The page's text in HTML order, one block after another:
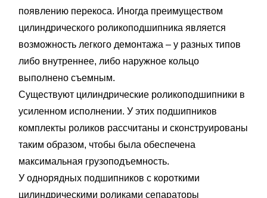
появлению перекоса. Иногда преимуществом
цилиндрического роликоподшипника является
возможность легкого демонтажа – у разных типов
либо внутреннее, либо наружное кольцо
выполнено съемным.
Существуют цилиндрические роликоподшипники в
усиленном исполнении. У этих подшипников
комплекты роликов рассчитаны и сконструированы
таким образом, чтобы была обеспечена
максимальная грузоподъемность.
У однорядных подшипников с короткими
цилиндрическими роликами сепараторы